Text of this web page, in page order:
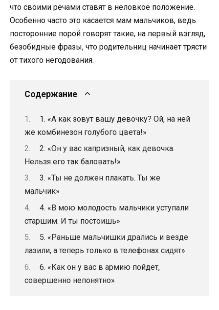
что своими речами ставят в неловкое положение.
Особенно часто это касается мам мальчиков, ведь
посторонние порой говорят такие, на первый взгляд,
безобидные фразы, что родительниц начинает трясти
от тихого негодования.
Содержание
1. «А как зовут вашу девочку? Ой, на ней
же комбинезон голубого цвета!»
2. «Он у вас капризный, как девочка.
Нельзя его так баловать!»
3. «Ты не должен плакать. Ты же
мальчик»
4. «В мою молодость мальчики уступали
старшим. И ты постоишь»
5. «Раньше мальчишки дрались и везде
лазили, а теперь только в телефонах сидят»
6. «Как он у вас в армию пойдет,
совершенно непонятно»